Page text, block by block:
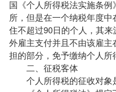
国《个人所得税法实施条例
所，但是在一个纳税年度
住不超过90日的个人，其
外雇主支付并且不由该雇
担的部分，免予缴纳个人所
二、征税客体
个人所得税的征收对象